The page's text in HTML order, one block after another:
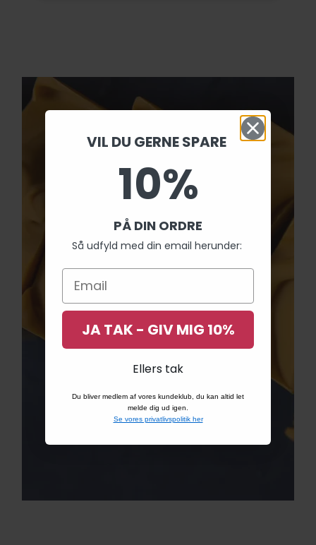
VIL DU GERNE SPARE
10%
PÅ DIN ORDRE
Så udfyld med din email herunder:
JA TAK - GIV MIG 10%
Ellers tak
Du bliver medlem af vores kundeklub, du kan altid let
melde dig ud igen.
Se vores privatlivspolitik her